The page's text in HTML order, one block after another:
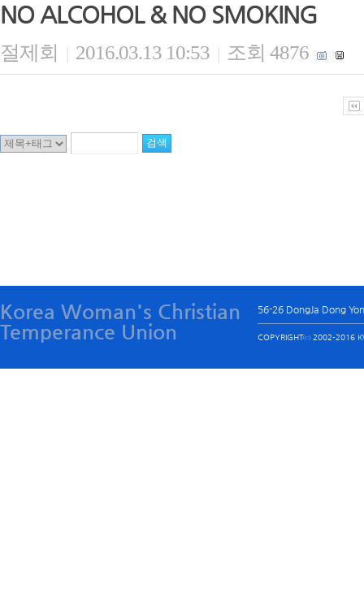
NO ALCOHOL & NO SMOKING
절제회 | 2016.03.13 10:53 | 조회 4876
Korea Woman's Christian
Temperance Union
56-26 DongJa Dong
COPYRIGHTⓒ 2002-2016